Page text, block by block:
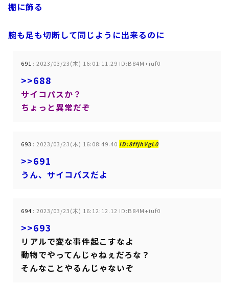
棚に飾る
腕も足も切断して同じように出来るのに
691 : 2023/03/23(木) 16:01:11.29 ID:B84M+iuf0
>>688
サイコパスか？
ちょっと異常だぞ
693 : 2023/03/23(木) 16:08:49.40 ID:8ffjhVgL0
>>691
うん、サイコパスだよ
694 : 2023/03/23(木) 16:12:12.12 ID:B84M+iuf0
>>693
リアルで変な事件起こすなよ
動物でやってんじゃねぇだろな？
そんなことやるんじゃないぞ